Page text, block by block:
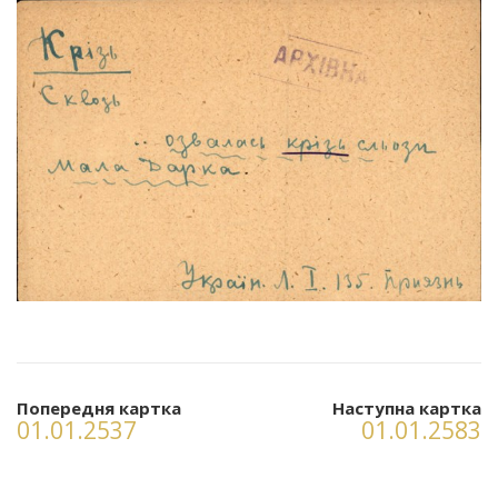
Попередня картка
01.01.2537
Наступна картка
01.01.2583